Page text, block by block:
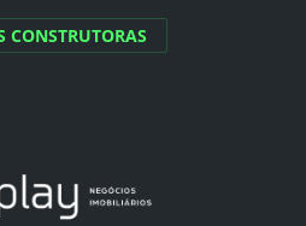
CONSTRUTORAS